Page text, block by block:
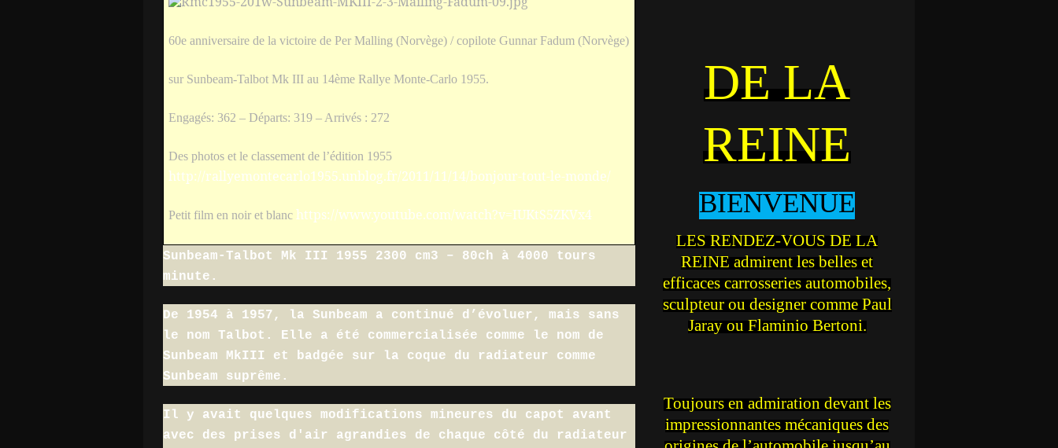
60e anniversaire de la victoire de Per Malling (Norvège) / copilote Gunnar Fadum (Norvège)
sur Sunbeam-Talbot Mk III au 14ème Rallye Monte-Carlo 1955.
Engagés: 362 – Départs: 319 – Arrivés : 272
Des photos et le classement de l’édition 1955
http://rallyemontecarlo1955.unblog.fr/2011/11/14/bonjour-tout-le-monde/
Petit film en noir et blanc https://www.youtube.com/watch?v=IUKtS5ZKVx4
Sunbeam-Talbot Mk III 1955 2300 cm3 – 80ch à 4000 tours
minute.
De 1954 à 1957, la Sunbeam a continué d’évoluer, mais sans
le nom Talbot. Elle a été commercialisée comme le nom de
Sunbeam MkIII et badgée sur la coque du radiateur comme
Sunbeam suprême.
Il y avait quelques modifications mineures du capot avant
avec des prises d'air agrandies de chaque côté du radiateur
DE LA
REINE
BIENVENUE
LES RENDEZ-VOUS DE LA
REINE admirent les belles et
efficaces carrosseries automobiles,
sculpteur ou designer comme Paul
Jaray ou Flaminio Bertoni.
Toujours en admiration devant les
impressionnantes mécaniques des